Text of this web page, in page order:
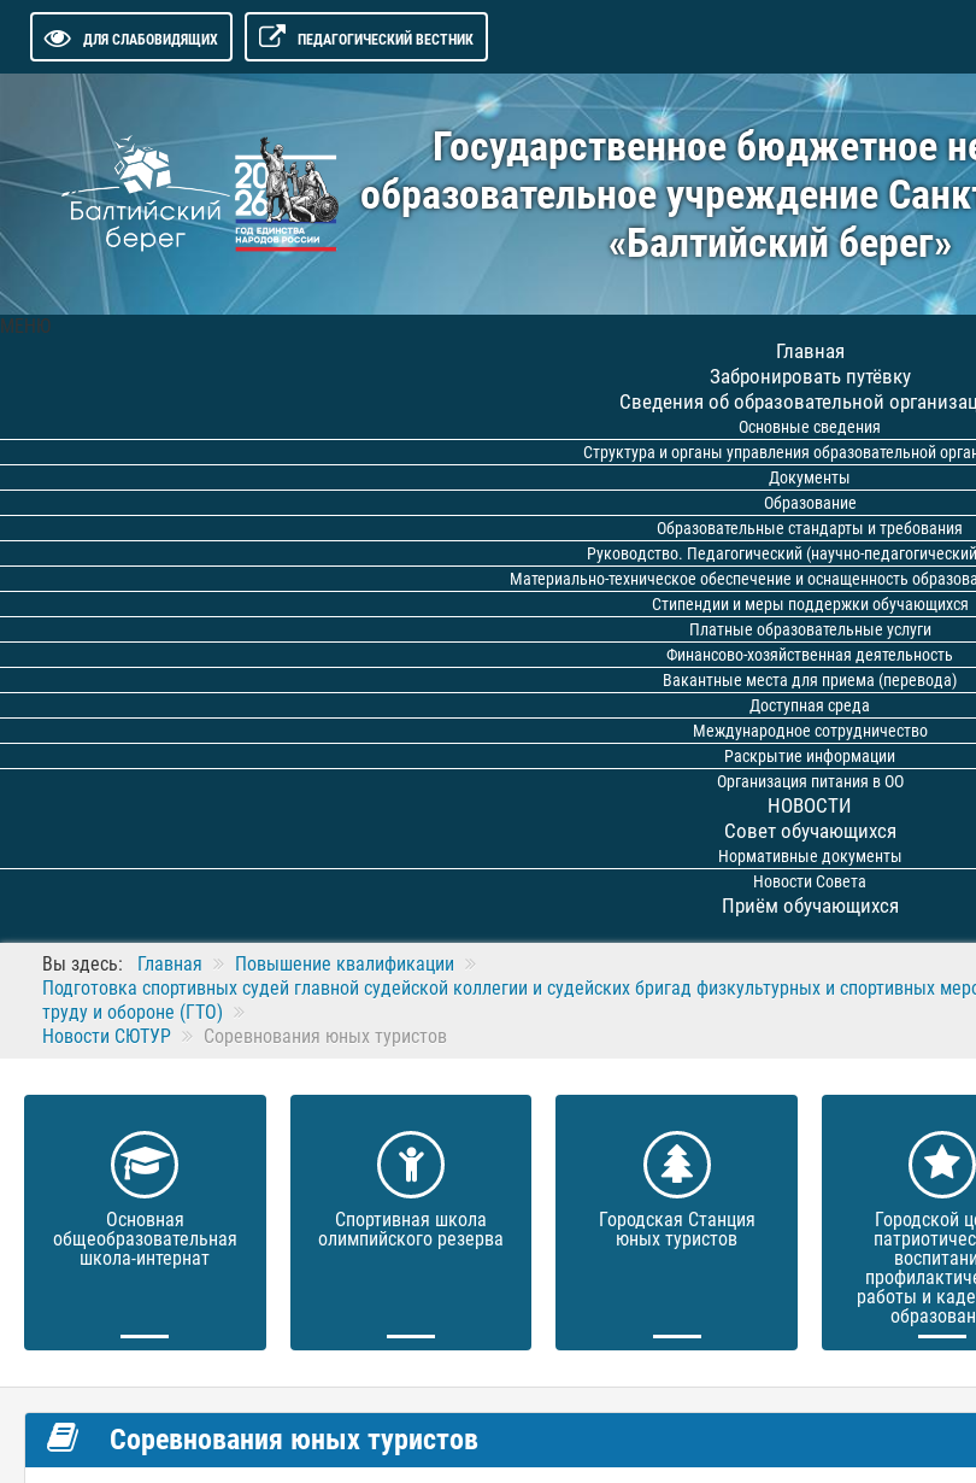
ДЛЯ СЛАБОВИДЯЩИХ ПЕДАГОГИЧЕСКИЙ ВЕСТНИК
Государственное бюджетное
образовательное учреждение
«Балтийский берег»
МЕНЮ
Главная
Забронировать путёвку
Сведения об образовательной
Основные сведения
Структура и органы управления образовательной
Документы
Образование
Образовательные стандарты и требования
Руководство. Педагогический (научно-
Материально-техническое обеспечение и оснащенность
Стипендии и меры поддержки обучающихся
Платные образовательные услуги
Финансово-хозяйственная деятельность
Вакантные места для приема (перевода)
Доступная среда
Международное сотрудничество
Раскрытие информации
Организация питания в ОО
НОВОСТИ
Совет обучающихся
Нормативные документы
Новости Совета
Приём обучающихся
Вы здесь: Главная
Повышение квалификации
Подготовка спортивных судей главной судейской коллегии и судейских бригад физкультурных и спортивных
труду и обороне (ГТО)
Новости СЮТУР
Соревнования юных туристов
Основная
общеобразовательная
школа-интернат
Спортивная школа
олимпийского резерва
Городская Станция
юных туристов
Городской
работы и
Соревнования юных туристов